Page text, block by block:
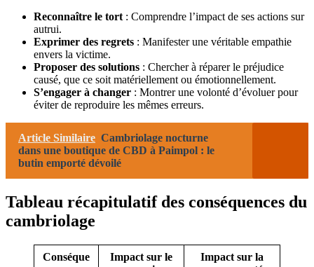
Reconnaître le tort : Comprendre l’impact de ses actions sur
autrui.
Exprimer des regrets : Manifester une véritable empathie
envers la victime.
Proposer des solutions : Chercher à réparer le préjudice
causé, que ce soit matériellement ou émotionnellement.
S’engager à changer : Montrer une volonté d’évoluer pour
éviter de reproduire les mêmes erreurs.
Article Similaire Cambriolage nocturne
dans une boutique de CBD à Paimpol : le
butin emporté dévoilé
Tableau récapitulatif des conséquences du
cambriolage
Conséque
Impact sur le
Impact sur la